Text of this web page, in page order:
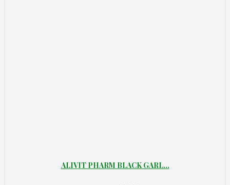
ALIVIT PHARM BLACK GARL...